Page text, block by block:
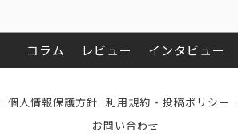
コラム レビュー インタビュー
個人情報保護方針 利用規約・投稿ポリシー
お問い合わせ